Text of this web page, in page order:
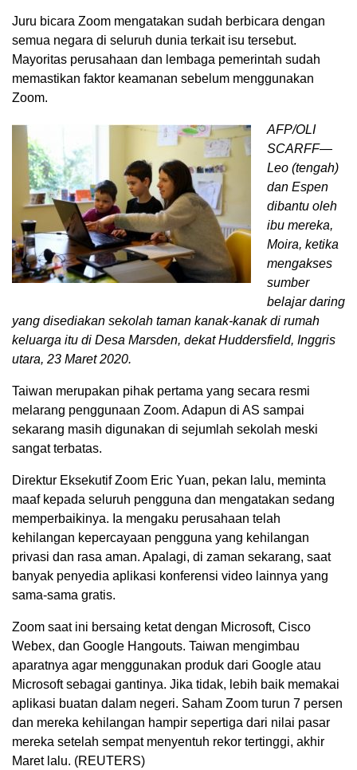
Juru bicara Zoom mengatakan sudah berbicara dengan
semua negara di seluruh dunia terkait isu tersebut.
Mayoritas perusahaan dan lembaga pemerintah sudah
memastikan faktor keamanan sebelum menggunakan
Zoom.
AFP/OLI
SCARFF—
Leo (tengah)
dan Espen
dibantu oleh
ibu mereka,
Moira, ketika
mengakses
sumber
belajar daring
yang disediakan sekolah taman kanak-kanak di rumah
keluarga itu di Desa Marsden, dekat Huddersfield, Inggris
utara, 23 Maret 2020.
Taiwan merupakan pihak pertama yang secara resmi
melarang penggunaan Zoom. Adapun di AS sampai
sekarang masih digunakan di sejumlah sekolah meski
sangat terbatas.
Direktur Eksekutif Zoom Eric Yuan, pekan lalu, meminta
maaf kepada seluruh pengguna dan mengatakan sedang
memperbaikinya. Ia mengaku perusahaan telah
kehilangan kepercayaan pengguna yang kehilangan
privasi dan rasa aman. Apalagi, di zaman sekarang, saat
banyak penyedia aplikasi konferensi video lainnya yang
sama-sama gratis.
Zoom saat ini bersaing ketat dengan Microsoft, Cisco
Webex, dan Google Hangouts. Taiwan mengimbau
aparatnya agar menggunakan produk dari Google atau
Microsoft sebagai gantinya. Jika tidak, lebih baik memakai
aplikasi buatan dalam negeri. Saham Zoom turun 7 persen
dan mereka kehilangan hampir sepertiga dari nilai pasar
mereka setelah sempat menyentuh rekor tertinggi, akhir
Maret lalu. (REUTERS)